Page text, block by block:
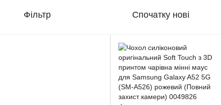
Фільтр Спочатку нові